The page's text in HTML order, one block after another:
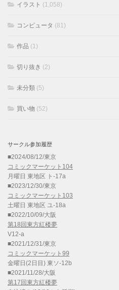
イラスト (1,058)
コンピュータ (81)
作品 (1)
切り抜き (2)
未分類 (5)
買い物 (52)
サークル参加履歴
■2024/08/12/東京
コミックマーケット104
月曜日 東地区 ト-17a
■2023/12/30/東京
コミックマーケット103
土曜日 東地区 ユ-18a
■2022/10/09/大阪
第18回東方紅楼夢
V12-a
■2021/12/31/東京
コミックマーケット99
金曜日(2日目) 東ソ-12b
■2021/11/28/大阪
第17回東方紅楼夢